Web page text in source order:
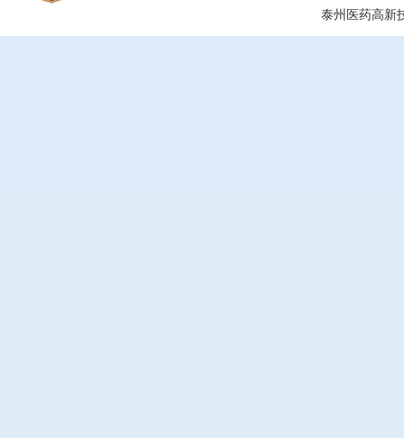
泰州医药高新